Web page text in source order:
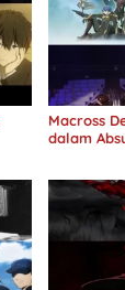
Macross
dalam